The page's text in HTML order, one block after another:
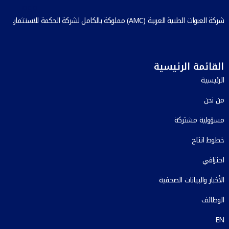
شركة العبوات الطبية العربية (AMC) مملوكة بالكامل لشركة الحكمة للاستثمار.
القائمة الرئيسية
الرئيسية
من نحن
مسؤولية مشتركة
خطوط انتاج
احترافي
الأخبار والبيانات الصحفية
الوظائف
EN